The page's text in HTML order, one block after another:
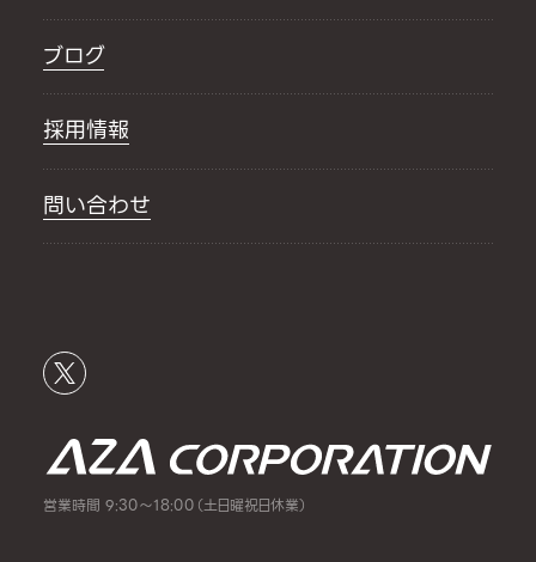
ブログ
採用情報
問い合わせ
営業時間 9:30～18:00（土日曜祝日休業）